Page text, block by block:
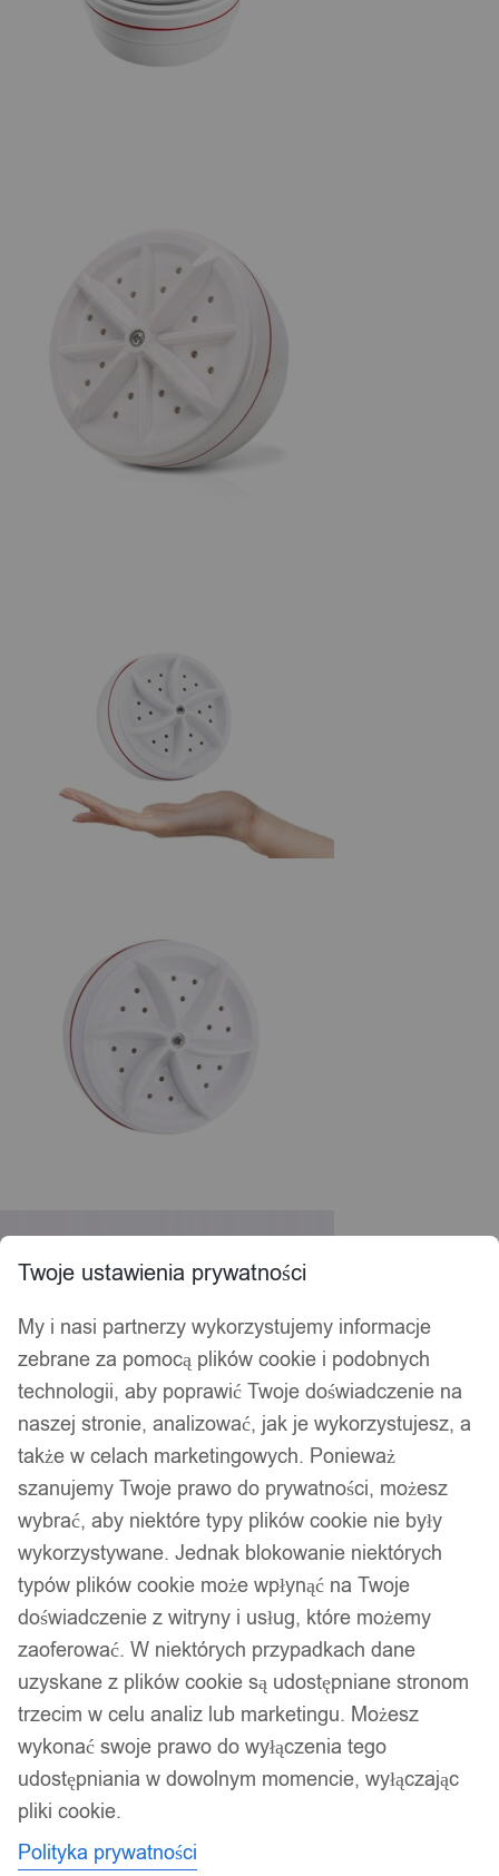
Twoje ustawienia prywatności
My i nasi partnerzy wykorzystujemy informacje
zebrane za pomocą plików cookie i podobnych
technologii, aby poprawić Twoje doświadczenie na
naszej stronie, analizować, jak je wykorzystujesz, a
także w celach marketingowych. Ponieważ
szanujemy Twoje prawo do prywatności, możesz
wybrać, aby niektóre typy plików cookie nie były
wykorzystywane. Jednak blokowanie niektórych
typów plików cookie może wpłynąć na Twoje
doświadczenie z witryny i usług, które możemy
zaoferować. W niektórych przypadkach dane
uzyskane z plików cookie są udostępniane stronom
trzecim w celu analiz lub marketingu. Możesz
wykonać swoje prawo do wyłączenia tego
udostępniania w dowolnym momencie, wyłączając
pliki cookie.
Polityka prywatności